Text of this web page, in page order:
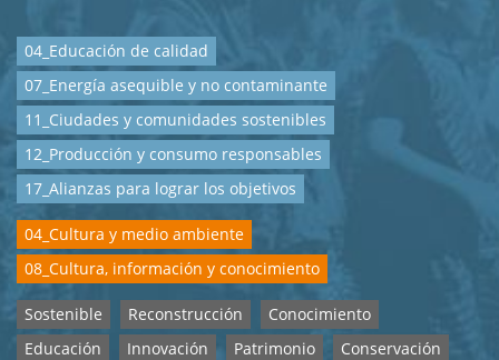
04_Educación de calidad
07_Energía asequible y no contaminante
11_Ciudades y comunidades sostenibles
12_Producción y consumo responsables
17_Alianzas para lograr los objetivos
04_Cultura y medio ambiente
08_Cultura, información y conocimiento
Sostenible Reconstrucción
Conocimiento
Educación
Innovación Patrimonio
Conservación